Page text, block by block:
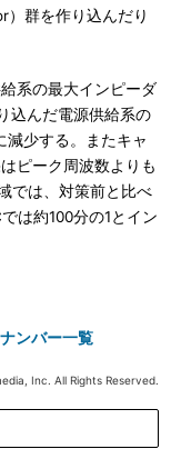
群を作り込んだり
系の最大インピーダ
込んだ電源供給系の
減少する。またキャ
ピーク周波数よりも
では、対策前と比べ
は約100分の1とイン
ンバー一覧
Inc. All Rights Reserved.